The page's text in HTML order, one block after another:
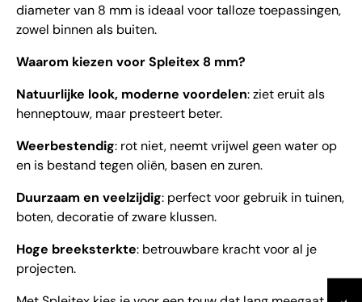
diameter van 8 mm is ideaal voor talloze toepassingen,
zowel binnen als buiten.
Waarom kiezen voor Spleitex 8 mm?
Natuurlijke look, moderne voordelen: ziet eruit als
henneptouw, maar presteert beter.
Weerbestendig: rot niet, neemt vrijwel geen water op
en is bestand tegen oliën, basen en zuren.
Duurzaam en veelzijdig: perfect voor gebruik in tuinen,
boten, decoratie of zware klussen.
Hoge breeksterkte: betrouwbare kracht voor al je
projecten.